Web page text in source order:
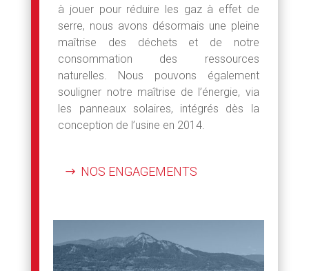
à jouer pour réduire les gaz à effet de
serre, nous avons désormais une pleine
maîtrise des déchets et de notre
consommation des ressources
naturelles. Nous pouvons également
souligner notre maîtrise de l’énergie, via
les panneaux solaires, intégrés dès la
conception de l’usine en 2014.
NOS ENGAGEMENTS